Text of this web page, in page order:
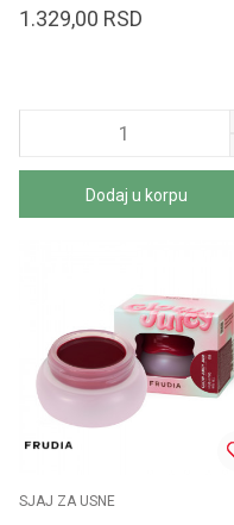
1.329,00 RSD
Dodaj u korpu
SJAJ ZA USNE